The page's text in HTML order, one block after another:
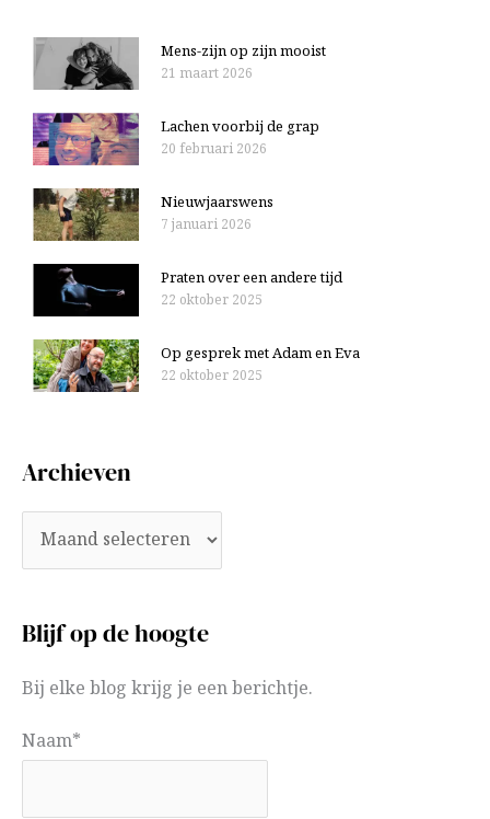
Mens-zijn op zijn mooist
21 maart 2026
Lachen voorbij de grap
20 februari 2026
Nieuwjaarswens
7 januari 2026
Praten over een andere tijd
22 oktober 2025
Op gesprek met Adam en Eva
22 oktober 2025
Archieven
Blijf op de hoogte
Bij elke blog krijg je een berichtje.
Naam*